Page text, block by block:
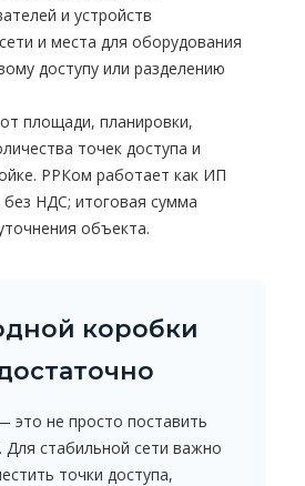
и устройств
и места для оборудования
доступу или разделению
площади, планировки,
точек доступа и
РРКом работает как ИП
НДС; итоговая сумма
объекта.
коробки
это не просто поставить
стабильной сети важно
точки доступа,